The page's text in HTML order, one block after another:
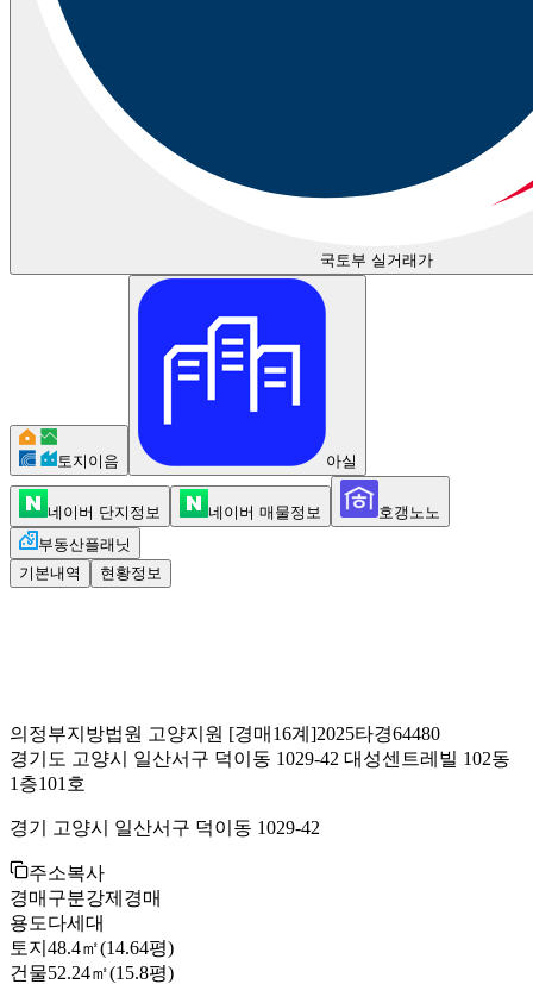
국토부 실거래가
토지이음 아실
네이버 단지정보 네이버 매물정보
호갱노노
부동산플래닛
기본내역
현황정보
의정부지방법원 고양지원 [경매16계]2025타경64480
경기도 고양시 일산서구 덕이동 1029-42 대성센트레빌 102동
1층101호
경기 고양시 일산서구 덕이동 1029-42
주소복사
경매구분강제경매
용도다세대
토지 48.4㎡(14.64평)
건물52.24㎡(15.8평)